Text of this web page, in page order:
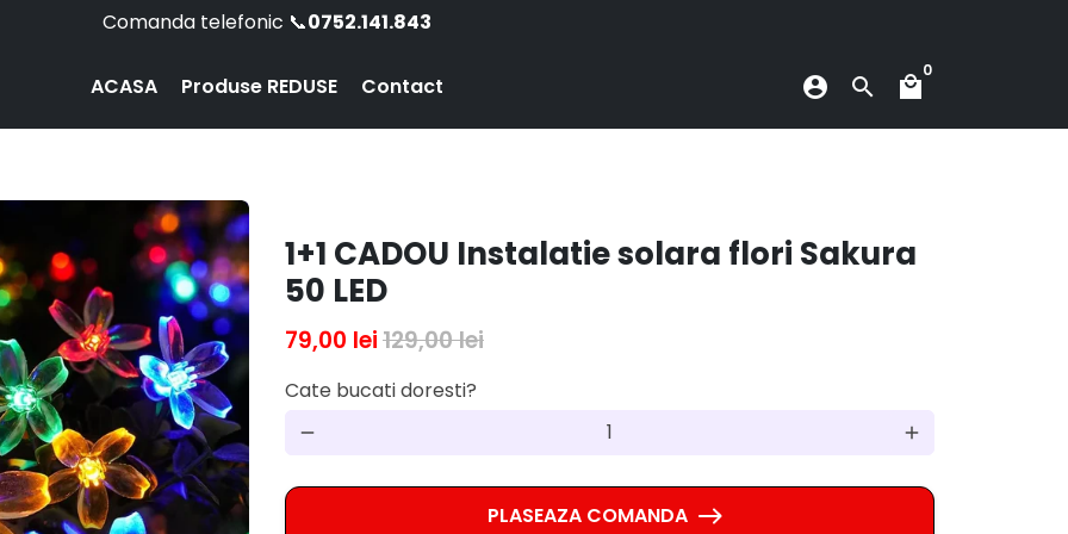
Comanda telefonic 📞0752.141.843
ACASA Produse REDUSE Contact account_circle search local_mall
0
1+1 CADOU Instalatie solara flori Sakura
50 LED
79,00 lei129,00 lei
Cate bucati doresti?
remove add
PLASEAZA COMANDA